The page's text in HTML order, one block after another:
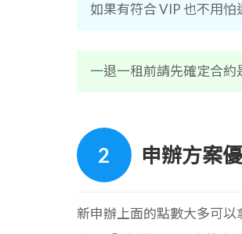
如果有符合 VIP 也不用
一退一租前請先確定合約
申辦方案
新申辦上面的點數大多可